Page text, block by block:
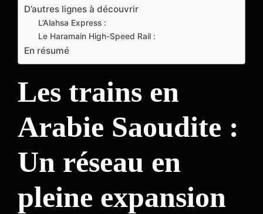
D’autres lignes à découvrir
L’Alahsa Express :
Le Haramain High-Speed Rail :
En résumé
Les trains en
Arabie Saoudite :
Un réseau en
pleine expansion